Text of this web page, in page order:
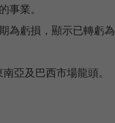
業。
為虧損，顯示已轉虧為
亞及巴西市場龍頭。